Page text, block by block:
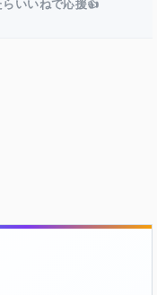
いいねで応援👍